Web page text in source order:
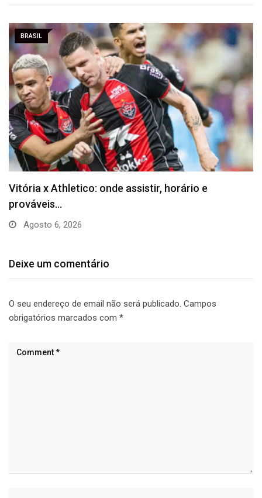
BRASIL
Barça anuncia Kerolin com valor recorde no
futebol…
Agosto 5, 2026
Deixe um comentário
O seu endereço de email não será publicado. Campos
obrigatórios marcados com *